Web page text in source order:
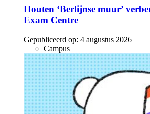
Houten ‘Berlijnse muur’
Exam Centre
Gepubliceerd op: 4 augustus 2026
Campus